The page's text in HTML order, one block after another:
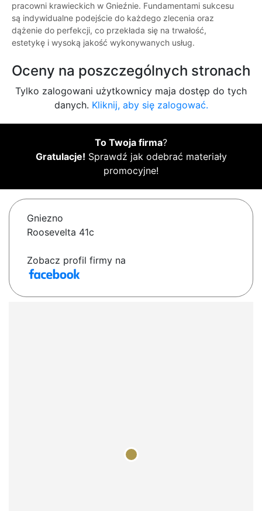
pracowni krawieckich w Gnieźnie. Fundamentami sukcesu
są indywidualne podejście do każdego zlecenia oraz
dążenie do perfekcji, co przekłada się na trwałość,
estetykę i wysoką jakość wykonywanych usług.
Oceny na poszczególnych stronach
Tylko zalogowani użytkownicy maja dostęp do tych
danych. Kliknij, aby się zalogować.
To Twoja firma?
Gratulacje! Sprawdź jak odebrać materiały
promocyjne!
Gniezno
Roosevelta 41c
Zobacz profil firmy na